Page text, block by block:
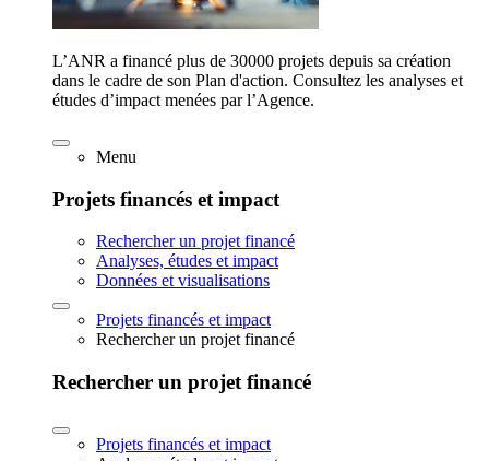
L’ANR a financé plus de 30000 projets depuis sa création
dans le cadre de son Plan d'action. Consultez les analyses et
études d’impact menées par l’Agence.
Menu
Projets financés et impact
Rechercher un projet financé
Analyses, études et impact
Données et visualisations
Projets financés et impact
Rechercher un projet financé
Rechercher un projet financé
Projets financés et impact